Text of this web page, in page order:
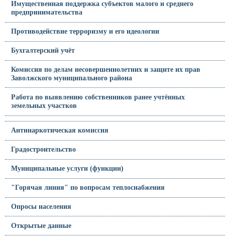
Имущественная поддержка субъектов малого и среднего
предпринимательства
Противодействие терроризму и его идеологии
Бухгалтерский учёт
Комиссия по делам несовершеннолетних и защите их прав
Заволжского муниципального района
Работа по выявлению собственников ранее учтённых
земельных участков
Антинаркотическая комиссия
Градостроительство
Муниципальные услуги (функции)
"Горячая линия" по вопросам теплоснабжения
Опросы населения
Открытые данные